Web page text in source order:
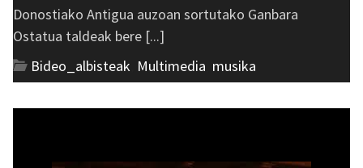
Donostiako Antigua auzoan sortutako Ganbara
Ostatua taldeak bere [...]
Bideo_albisteak Multimedia musika